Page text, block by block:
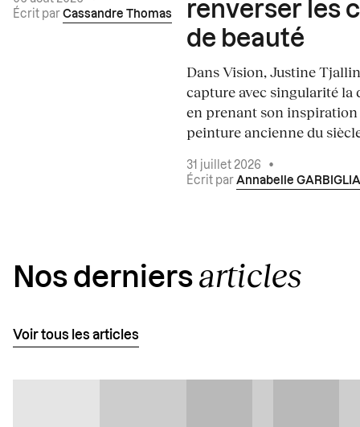
Écrit par Cassandre Thomas
renverser les
de beauté
Dans Vision, Justine
capture avec singularité la
en prenant son inspiration
peinture ancienne du
31 juillet 2026
•
Écrit par Annabelle GARBIGLIA
Nos derniers articles
Voir tous les articles